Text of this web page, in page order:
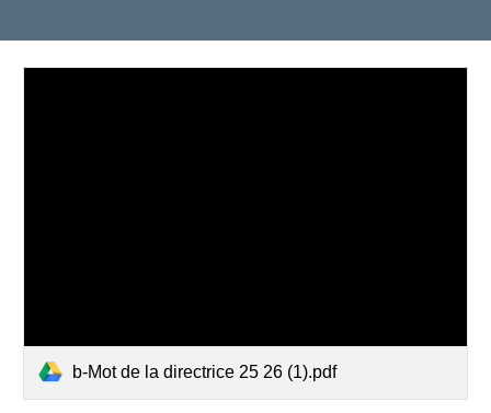
b-Mot de la directrice 25 26 (1).pdf